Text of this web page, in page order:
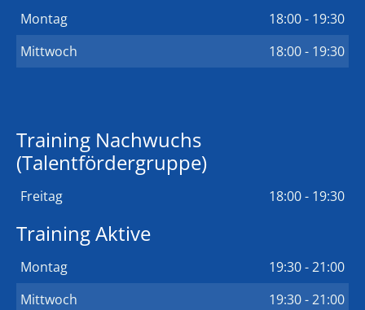
Montag
18:00 - 19:30
Mittwoch
18:00 - 19:30
Training Nachwuchs
(Talentfördergruppe)
Freitag 18:00 - 19:30
Training Aktive
Montag
19:30 - 21:00
Mittwoch
19:30 - 21:00